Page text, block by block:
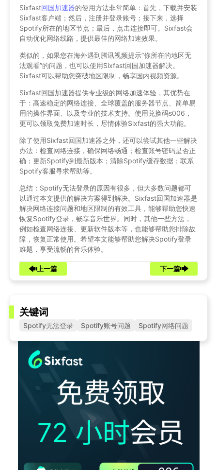
Sixfast回国加速器的使用方法非常简单：首先，下载并安装
Sixfast客户端；然后，注册并登录账号；接下来，选择
Spotify所在的地区节点；最后，点击连接即可。Sixfast会
自动优化网络线路，提供最佳的网络加速效果。
类似的，如果您在海外遇到腾讯视频提示“你所在的地区无
法观看”的问题，也可以使用Sixfast回国加速器解决。
Sixfast可以帮助您突破地区限制，畅享国内视频资源。
Sixfast回国加速器提供专业级的网络加速体验，其优势在
于：高速稳定的网络连接、全球覆盖的服务器节点、简单易
用的操作界面、以及专业的技术支持。使用兑换码s006，
更可以领取免费加速时长，尽情体验Sixfast的强大功能。
除了使用Sixfast回国加速器之外，还可以尝试其他一些解决
办法：检查网络连接，确保网络畅通；检查账号密码是否正
确；更新Spotify到最新版本；清除Spotify缓存数据；联系
Spotify客服寻求帮助等。
总结：Spotify无法登录的原因有很多，但大多数问题都可
以通过本文提供的解决方案得到解决。Sixfast回国加速器是
解决网络连接问题和地区限制的有效工具，能够帮助您快速
恢复Spotify登录，畅享音乐世界。同时，其他一些方法，
例如检查网络连接、更新软件版本等，也能够帮助您排除故
障，恢复正常使用。希望本文能够帮助您解决Spotify登录
难题，享受流畅的音乐体验。
上一篇 下一篇
关键词
Spotify无法登录 Spotify账号问题 Spotify网络问题